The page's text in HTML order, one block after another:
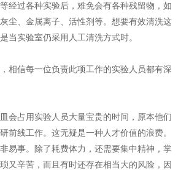
经过各种实验后，难免会有各种残留物，如
尘、金属离子、活性剂等。想要有效清洗这
当实验室仍采用人工清洗方式时。
相信每一位负责此项工作的实验人员都有深
会占用实验人员大量宝贵的时间，原本他们
前线工作。这无疑是一种人才价值的浪费。
易事。除了耗费体力，还需要集中精神，掌
又辛苦，而且有时还存在相当大的风险，因